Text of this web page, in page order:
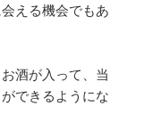
える機会でもあ
酒が入って、当
できるようにな